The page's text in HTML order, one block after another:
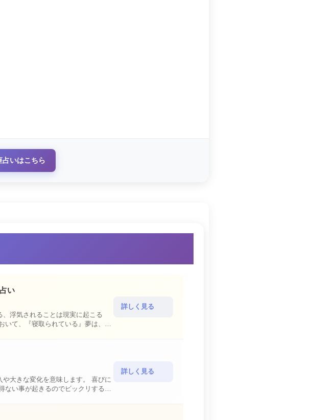
いはこちら
い
浮気されることは現実に起こる
詳しく見る
な変化を意味します。 喜びに
詳しく見る